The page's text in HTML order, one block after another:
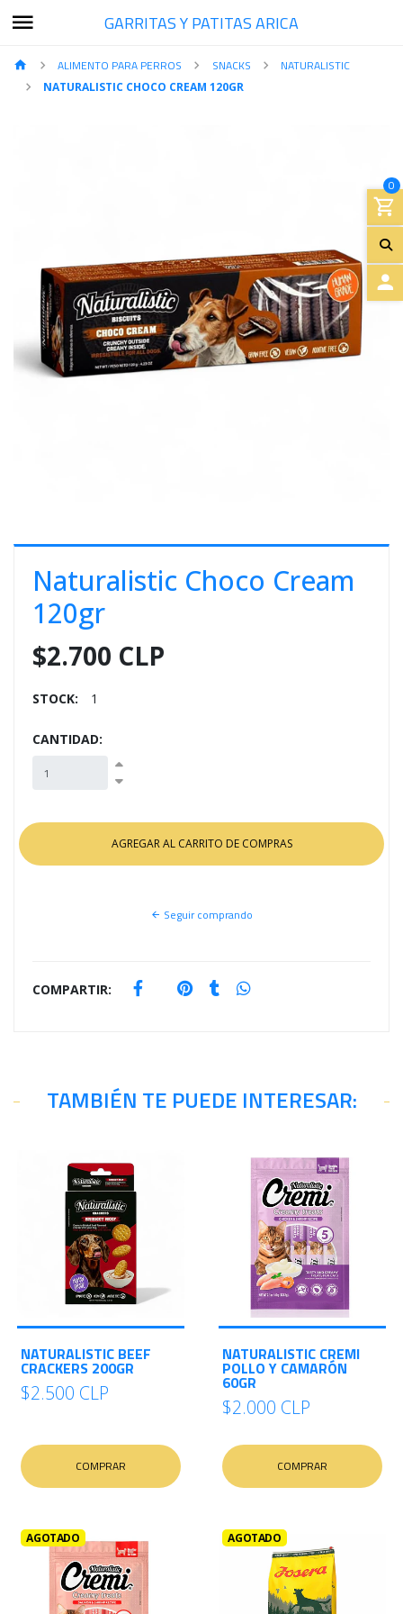
GARRITAS Y PATITAS ARICA
0
ALIMENTO PARA PERROS SNACKS NATURALISTIC
NATURALISTIC CHOCO CREAM 120GR
Naturalistic Choco Cream
120gr
$2.700 CLP
STOCK: 1
CANTIDAD:
Seguir comprando
COMPARTIR:
TAMBIÉN TE PUEDE INTERESAR:
NATURALISTIC BEEF
CRACKERS 200GR
$2.500 CLP
COMPRAR
NATURALISTIC CREMI
POLLO Y CAMARÓN
60GR
$2.000 CLP
COMPRAR
AGOTADO AGOTADO